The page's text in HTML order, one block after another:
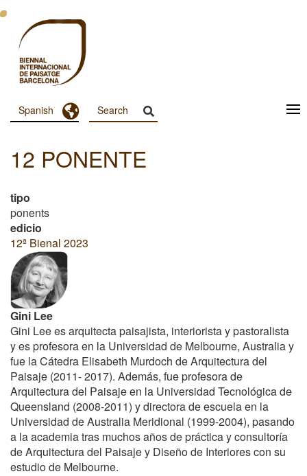
Pasar
contenido
principal
Menu
Principal
Dashboard
Spanish Toggle Dropdown
12 PONENTE
tipo
ponents
edicio
12ª Bienal 2023
Gini Lee
Gini Lee es arquitecta paisajista, interiorista y pastoralista
y es profesora en la Universidad de Melbourne, Australia y
fue la Cátedra Elisabeth Murdoch de Arquitectura del
Paisaje (2011- 2017). Además, fue profesora de
Arquitectura del Paisaje en la Universidad Tecnológica de
Queensland (2008-2011) y directora de escuela en la
Universidad de Australia Meridional (1999-2004), pasando
a la academia tras muchos años de práctica y consultoría
de Arquitectura del Paisaje y Diseño de Interiores con su
estudio de Melbourne.